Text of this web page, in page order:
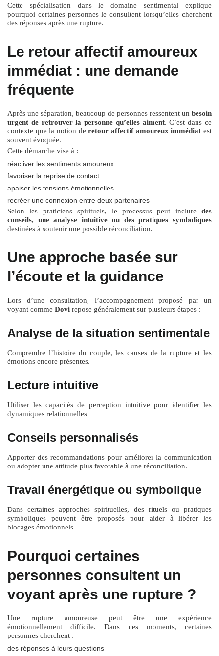
Cette spécialisation dans le domaine sentimental explique
pourquoi certaines personnes le consultent lorsqu’elles cherchent
des réponses après une rupture.
Le retour affectif amoureux
immédiat : une demande
fréquente
Après une séparation, beaucoup de personnes ressentent un besoin
urgent de retrouver la personne qu’elles aiment. C’est dans ce
contexte que la notion deretour affectif amoureux immédiat est
souvent évoquée.
Cette démarche vise à :
réactiver les sentiments amoureux
favoriser la reprise de contact
apaiser les tensions émotionnelles
recréer une connexion entre deux partenaires
Selon les praticiens spirituels, le processus peut inclure des
conseils, une analyse intuitive ou des pratiques symboliques
destinées à soutenir une possible réconciliation.
Une approche basée sur
l’écoute et la guidance
Lors d’une consultation, l’accompagnement proposé par un
voyant comme Dovi repose généralement sur plusieurs étapes :
Analyse de la situation sentimentale
Comprendre l’histoire du couple, les causes de la rupture et les
émotions encore présentes.
Lecture intuitive
Utiliser les capacités de perception intuitive pour identifier les
dynamiques relationnelles.
Conseils personnalisés
Apporter des recommandations pour améliorer la communication
ou adopter une attitude plus favorable à une réconciliation.
Travail énergétique ou symbolique
Dans certaines approches spirituelles, des rituels ou pratiques
symboliques peuvent être proposés pour aider à libérer les
blocages émotionnels.
Pourquoi certaines
personnes consultent un
voyant après une rupture ?
Une rupture amoureuse peut être une expérience
émotionnellement difficile. Dans ces moments, certaines
personnes cherchent :
des réponses à leurs questions